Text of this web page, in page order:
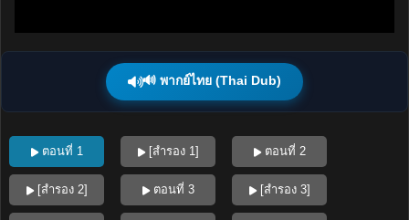
🔊 พากย์ไทย (Thai Dub)
ตอนที่ 1 [สำรอง 1] ตอนที่ 2
[สำรอง 2] ตอนที่ 3 [สำรอง 3]